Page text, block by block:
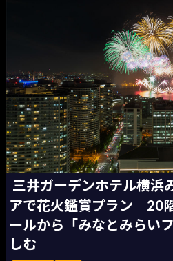
三井ガーデンホテル横浜
アで花火鑑賞プラン 20
ールから「みなとみらい
しむ